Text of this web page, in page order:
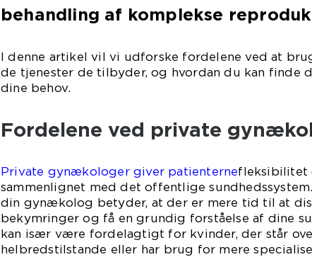
behandling af komplekse
I denne artikel vil vi udforske fordelene ved at
de tjenester de tilbyder, og hvordan du kan finde
dine behov.
Fordelene ved private
Private gynækologer giver patienternefleksibilitet
sammenlignet med det offentlige
din gynækolog betyder, at der er mere tid til at
bekymringer og få en grundig forståelse af dine
kan især være fordelagtigt for kvinder, der står
helbredstilstande eller har brug for mere